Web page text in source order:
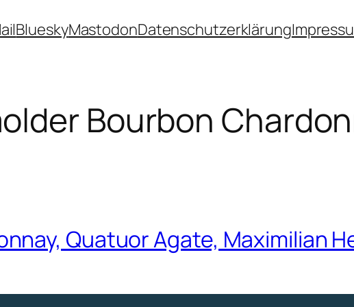
BlueskyMastodonDatenschutzerklärung
Bourbon
Quatuor Agate, Maximilian